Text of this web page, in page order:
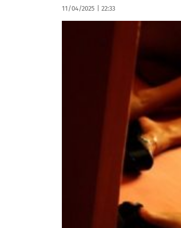
11/04/2025 22:33